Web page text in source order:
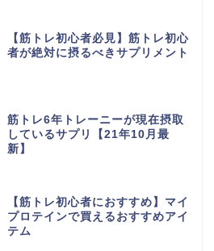
【筋トレ初心者必見】筋トレ初心
者が絶対に摂るべきサプリメント
筋トレ6年トレーニーが現在摂取
しているサプリ【21年10月最
新】
【筋トレ初心者におすすめ】マイ
プロテインで買えるおすすめアイ
テム
プライバシーポリシー